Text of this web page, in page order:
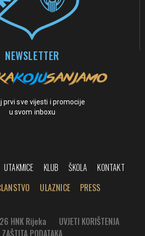
NEWSLETTER
prvi sve vijesti i promocije
u svom inboxu
UTAKMICE KLUB ŠKOLA
KONTAKT
ULAZNICE PRESS
HNK Rijeka
UVJETI KORIŠTENJA